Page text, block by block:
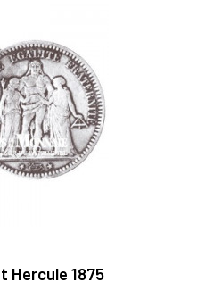
Hercule 1875